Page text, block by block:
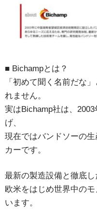
■ Bichampとは？
「初めて聞く名前だな
れません。
実はBichamp社は、
げ、
現在ではバンドソーの
カーです。
最新の製造設備と徹底し
欧米をはじめ世界中の
います。